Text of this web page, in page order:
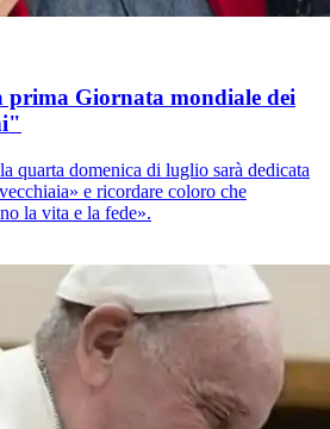
Giornata mondiale dei
quarta domenica di luglio sarà dedicata
e ricordare coloro che
la vita e la fede».